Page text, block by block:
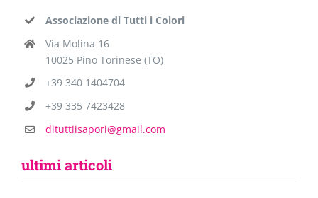
Associazione di Tutti i Colori
Via Molina 16
10025 Pino Torinese (TO)
+39 340 1404704
+39 335 7423428
dituttiisapori@gmail.com
ultimi articoli